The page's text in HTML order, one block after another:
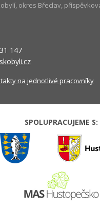
okres Břeclav,
147
na jednotlivé pracovníky
SPOLUPRACUJEME S: